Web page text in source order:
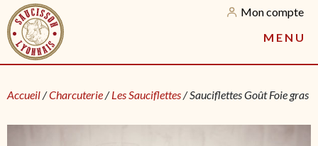
Mon compte
M E N U
Accueil/Charcuterie/Les Sauciflettes/ Sauciflettes Goût Foie gras